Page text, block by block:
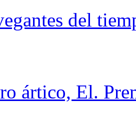
del
ártico, El.